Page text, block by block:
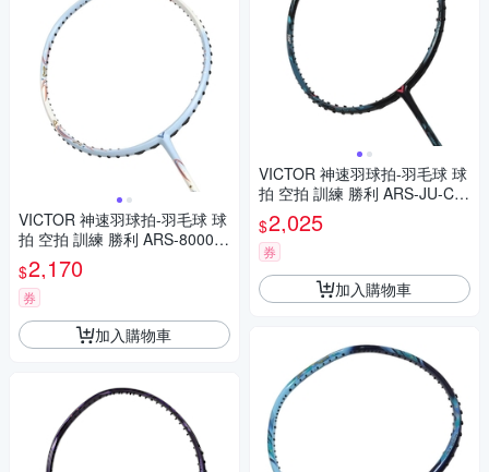
VICTOR 神速羽球拍-羽毛球 球
拍 空拍 訓練 勝利 ARS-8000-
M-4U 淺藍白橘金
$2,170
券
加入購物車
VICTOR 神速羽球拍-羽毛球 球
拍 空拍 訓練 勝利 ARS-JU-C-4
U 黑墨藍粉
$2,025
券
加入購物車